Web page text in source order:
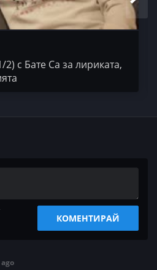
с Бате Са за лириката,
КОМЕНТИРАЙ